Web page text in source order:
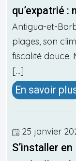
qu’expatrié :
Antigua-et-
plages, son
fiscalité douce.
[...]
En savoir
25 janvier
S’installer